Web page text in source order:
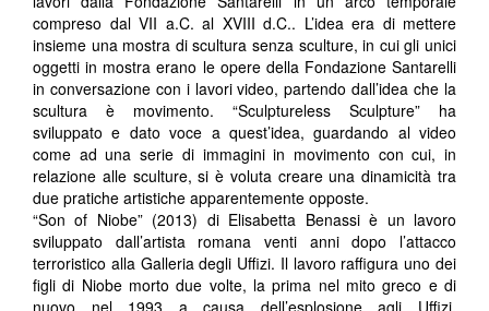
compreso dal VII a.C. al XVIII d.C.. L’idea era di mettere
insieme una mostra di scultura senza sculture, in cui gli unici
oggetti in mostra erano le opere della Fondazione Santarelli
in conversazione con i lavori video, partendo dall’idea che la
scultura è movimento. “Sculptureless Sculpture” ha
sviluppato e dato voce a quest’idea, guardando al video
come ad una serie di immagini in movimento con cui, in
relazione alle sculture, si è voluta creare una dinamicità tra
due pratiche artistiche apparentemente opposte.
“Son of Niobe” (2013) di Elisabetta Benassi è un lavoro
sviluppato dall’artista romana venti anni dopo l’attacco
terroristico alla Galleria degli Uffizi. Il lavoro raffigura uno dei
figli di Niobe morto due volte, la prima nel mito greco e di